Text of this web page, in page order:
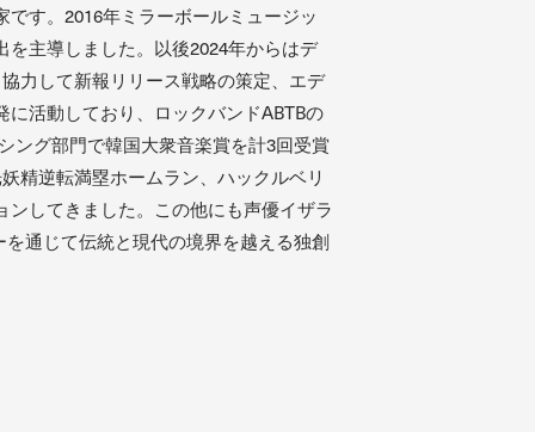
す。2016年ミラーボールミュージッ
主導しました。以後2024年からはデ
力して新報リリース戦略の策定、エデ
活動しており、ロックバンドABTBの
ング部門で韓国大衆音楽賞を計3回受賞
精逆転満塁ホームラン、ハックルベリ
してきました。この他にも声優イザラ
通じて伝統と現代の境界を越える独創